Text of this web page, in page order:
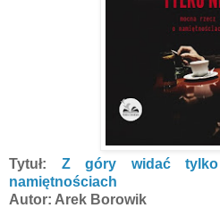
Tytuł: Z góry widać
namiętnościach
Autor: Arek Borowik